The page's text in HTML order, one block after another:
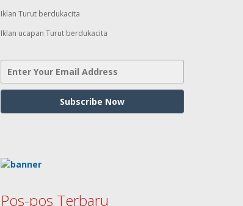
Iklan Turut berdukacita
Iklan ucapan Turut berdukacita
Pos-pos Terbaru